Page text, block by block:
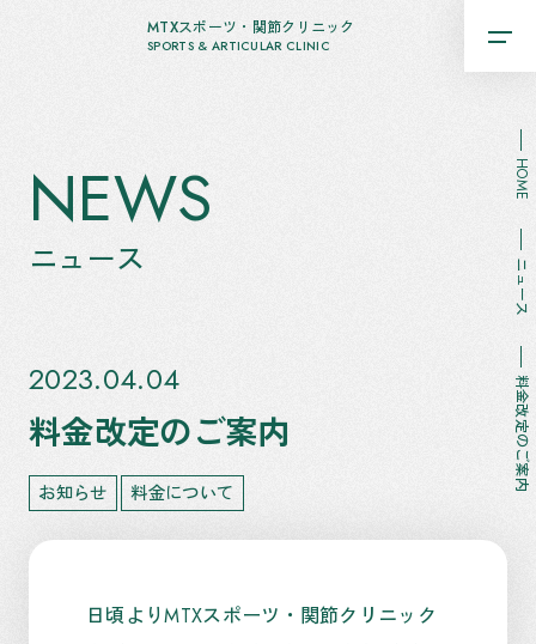
MTXスポーツ・関節クリニック
SPORTS & ARTICULAR CLINIC
HOME
ニュース
料金改定のご案内
NEWS
ニュース
2023.04.04
料金改定のご案内
お知らせ 料金について
日頃よりMTXスポーツ・関節クリニック